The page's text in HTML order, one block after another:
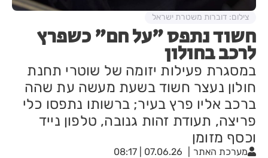
חשוד נתפס "על חם" כשפרץ
לרכב בחולון
במסגרת פעילות יזומה של שוטרי תחנת
חולון נעצר חשוד בשעת מעשה עת שהה
ברכב אליו פרץ בעיר; ברשותו נתפסו כלי
פריצה, תעודת זהות גנובה, טלפון נייד
וכסף מזומן
מערכת האתר 07.06.26 | 08:17
צילום: דוברות משטרת ישראל